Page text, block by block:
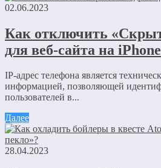
02.06.2023
Как отключить
для веб-сайта на iPhone
IP-адрес телефона является
информацией, позволяющей
пользователей в...
Далее
28.04.2023